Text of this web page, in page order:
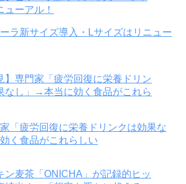
ーラ新サイズ導入・Lサイズはリニュー
家「疲労回復に栄養ドリンクは効果な
く食品がこれらしい